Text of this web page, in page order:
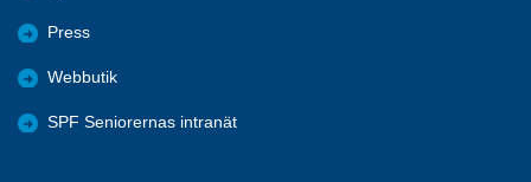
Press
Webbutik
SPF Seniorernas intranät